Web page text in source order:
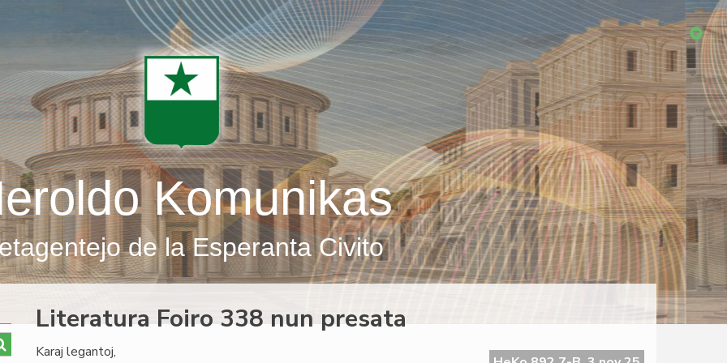
Komunikas
de la Esperanta Civito
Literatura Foiro 338 nun presata
Karaj legantoj,